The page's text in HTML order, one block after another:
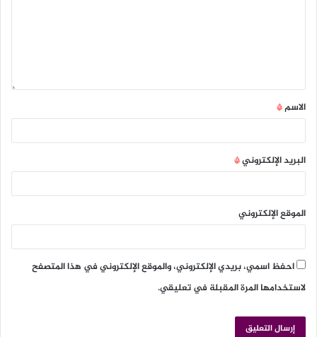
الاسم*
البريد الإلكتروني*
الموقع الإلكتروني
احفظ اسمي، بريدي الإلكتروني، والموقع الإلكتروني في هذا المتصفح
لاستخدامها المرة المقبلة في تعليقي.